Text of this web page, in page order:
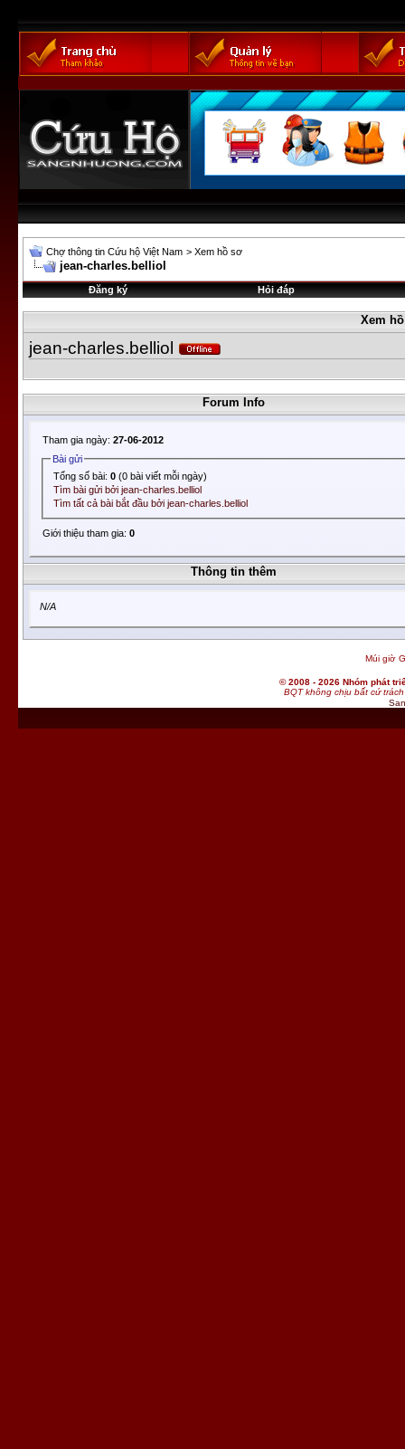
Chợ thông tin Cứu hộ Việt Nam > Xem hồ sơ
jean-charles.belliol
Đăng ký Hỏi đáp
Xem
jean-charles.belliol
Forum Info
Tham gia ngày: 27-06-2012
Bài gửi
Tổng số bài:0 (0 bài viết mỗi ngày)
Tìm bài gửi bởi jean-charles.belliol
Tìm tất cả bài bắt đầu bởi jean-charles.belliol
Giới thiệu tham gia: 0
Thông tin thêm
N/A
Múi giờ
© 2008 - 2026 Nhóm phát
BQT không chịu bất cứ